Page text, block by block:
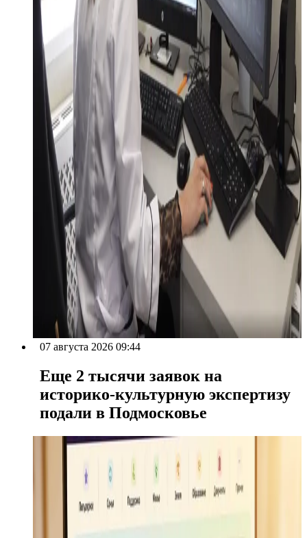
07 августа 2026 09:44
Еще 2 тысячи заявок на
историко-культурную экспертизу
подали в Подмосковье